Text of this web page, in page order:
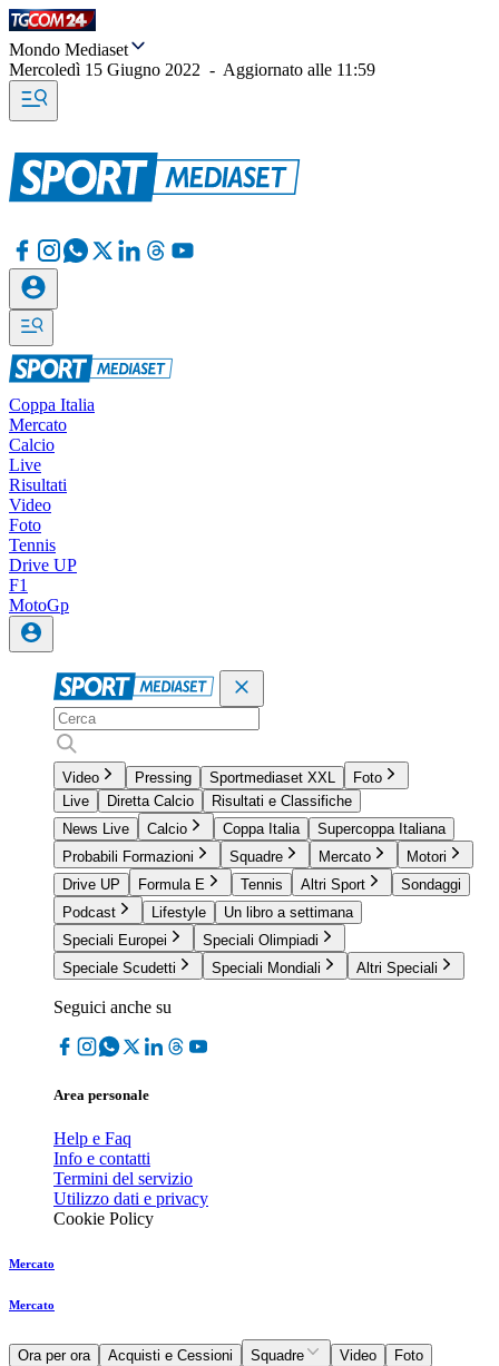
Mondo Mediaset
Mercoledì 15 Giugno 2022 - Aggiornato alle 11:59
Coppa Italia
Mercato
Calcio
Live
Risultati
Video
Foto
Tennis
Drive UP
F1
MotoGp
Video Pressing Sportmediaset XXL
Foto
Live
Diretta Calcio
Risultati e Classifiche
News Live
Calcio Coppa Italia
Supercoppa Italiana
Probabili Formazioni
Squadre Mercato
Motori
Drive UP
Formula E Tennis Altri Sport
Sondaggi
Podcast
Lifestyle
Un libro a settimana
Speciali Europei
Speciali Olimpiadi
Speciale Scudetti
Speciali Mondiali Altri Speciali
Seguici anche su
Area personale
Help e Faq
Info e contatti
Termini del servizio
Utilizzo dati e privacy
Cookie Policy
Mercato
Mercato
Ora per ora Acquisti e Cessioni Squadre Video Foto